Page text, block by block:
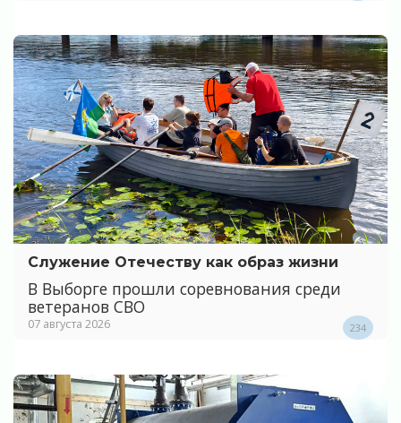
Служение Отечеству как образ жизни
В Выборге прошли соревнования среди
ветеранов СВО
07 августа 2026 234